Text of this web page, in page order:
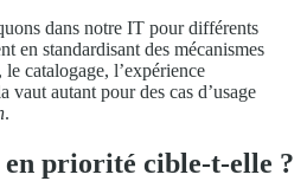
dans notre IT pour différents
en standardisant des mécanismes
catalogage, l’expérience
autant pour des cas d’usage
.
priorité cible-t-elle ?